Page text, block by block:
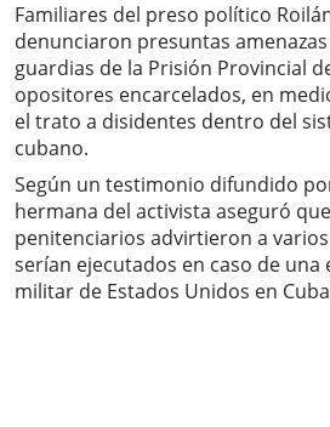
Familiares del preso político
denunciaron presuntas
guardias de la Prisión Provincial
opositores encarcelados, en
el trato a disidentes dentro del
cubano.
Según un testimonio difundido
hermana del activista aseguró
penitenciarios advirtieron a
serían ejecutados en caso de
militar de Estados Unidos en